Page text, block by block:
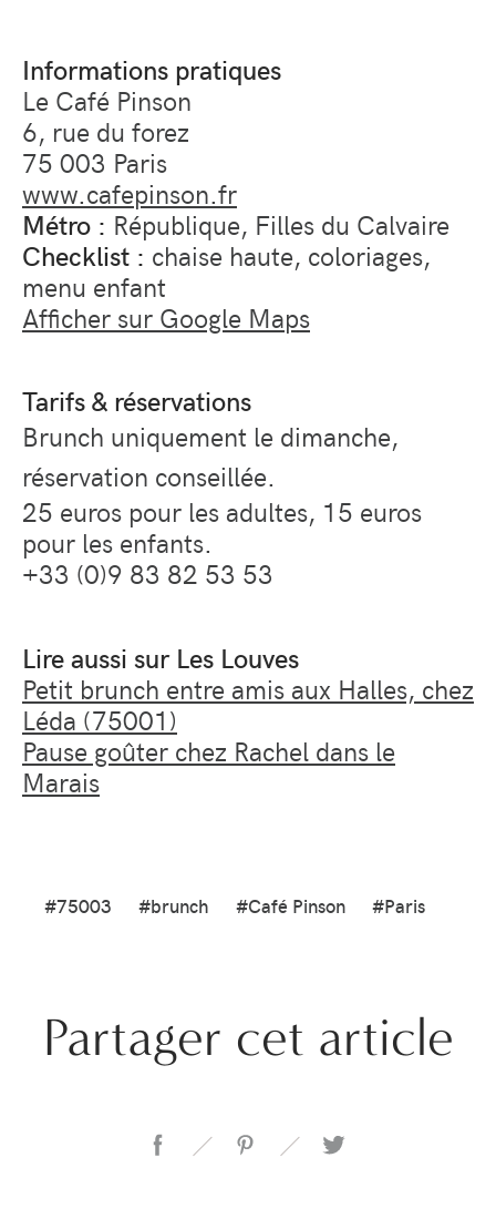
Informations pratiques
Le Café Pinson
6, rue du forez
75 003 Paris
www.cafepinson.fr
Métro : République, Filles du Calvaire
Checklist : chaise haute, coloriages,
menu enfant
Afficher sur Google Maps
Tarifs & réservations
Brunch uniquement le dimanche,
réservation conseillée.
25 euros pour les adultes, 15 euros
pour les enfants.
+33 (0)9 83 82 53 53
Lire aussi sur Les Louves
Petit brunch entre amis aux Halles, chez
Léda (75001)
Pause goûter chez Rachel dans le
Marais
#75003 #brunch #Café Pinson #Paris
Partager cet article